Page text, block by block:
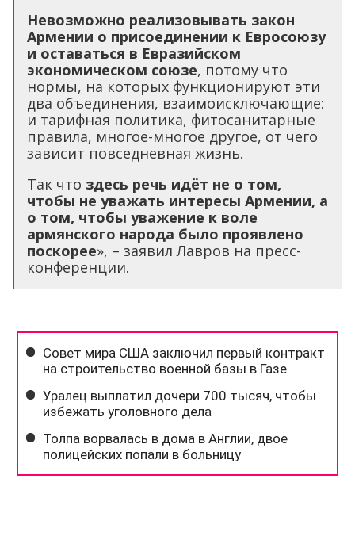
Невозможно реализовывать закон
Армении о присоединении к Евросоюзу
и оставаться в Евразийском
экономическом союзе, потому что
нормы, на которых функционируют эти
два объединения, взаимоисключающие:
и тарифная политика, фитосанитарные
правила, многое-многое другое, от чего
зависит повседневная жизнь.
Так что здесь речь идёт не о том,
чтобы не уважать интересы Армении, а
о том, чтобы уважение к воле
армянского народа было проявлено
поскорее», – заявил Лавров на пресс-
конференции.